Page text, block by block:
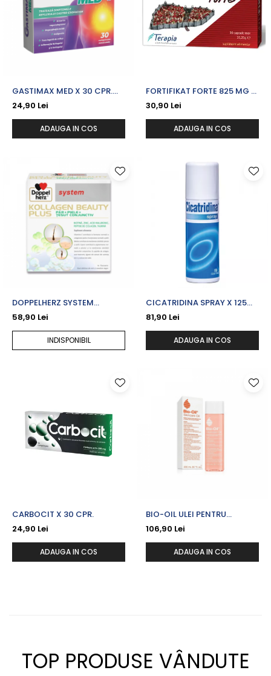
GASTIMAX MED X 30 CPR.
MASTICABILE
24,90 Lei
ADAUGA IN COS
FORTIFIKAT FORTE 825 MG X
30 CPS. MOI
30,90 Lei
ADAUGA IN COS
DOPPELHERZ SYSTEM
KOLLAGEN BEAUTY PLUS X 10
58,90 Lei
INDISPONIBIL
CICATRIDINA SPRAY X 125
ML
81,90 Lei
ADAUGA IN COS
CARBOCIT X 30 CPR.
24,90 Lei
ADAUGA IN COS
BIO-OIL ULEI PENTRU
INGRIJIREA PIELII X 200 ML
106,90 Lei
ADAUGA IN COS
TOP PRODUSE VÂNDUTE